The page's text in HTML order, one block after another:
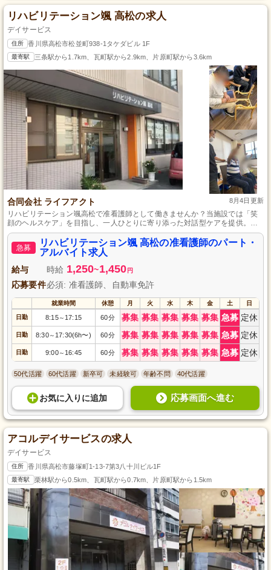
リハビリテーション颯 高松の求人
デイサービス
住所 香川県高松市松並町938-1タケダビル 1F
最寄駅 三条駅から1.7km、瓦町駅から2.9km、片原町駅から3.6km
合同会社 ライフアクト 8月4日更新
リハビリテーション颯高松で准看護師として働きませんか？当施設では「笑
顔のヘルスケア」を目指し、一人ひとりに寄り添った対話型ケアを提供。未
経験者でも安心のオリエンテーションや研修制度が整っています。働きやす
い環境とスタッフ同士の良好な人間関係が自慢です。あなたも合同会社ライ
フアクトでスキルを活かし、成長しませんか？
急募
リハビリテーション颯 高松の准看護師のパート・
アルバイト求人
給与 時給 1,250~1,450 円
応募要件必須: 准看護師、自動車免許
就業時間 休憩 月 火 水 木 金 土 日
日勤 8:15～ 17:15 60分 募集 募集 募集 募集 募集 急募 定休
日勤 8:30～ 17:30(6h〜) 60分 募集 募集 募集 募集 募集 急募 定休
日勤 9:00～ 16:45 60分 募集 募集 募集 募集 募集 急募 定休
50代活躍 60代活躍 新卒可 未経験可 年齢不問 40代活躍
お気に入り に追加 応募画面へ進む
アコルデイサービスの求人
デイサービス
住所 香川県高松市藤塚町1-13-7第3八十川ビル1F
最寄駅 栗林駅から0.5km、瓦町駅から0.7km、片原町駅から1.5km